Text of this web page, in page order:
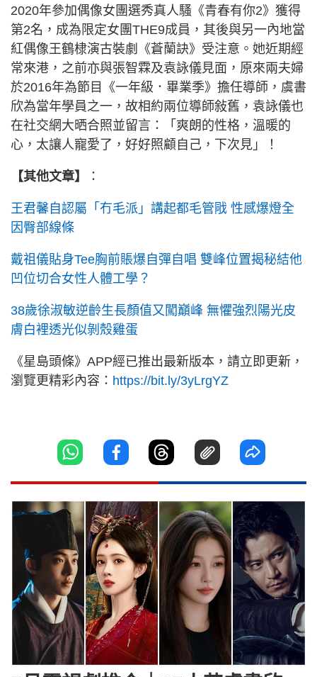
2020年參加偶像女團選秀真人騷《青春有你2》獲得
第2名，成為限定女團THE9成員，其後與另一內地當
紅偶像王鶴棣演古裝劇《蒼蘭訣》受注意。她近期經
常來港，之前亦與張智霖及袁詠儀見面，原來兩夫婦
於2016年為節目《一年級．畢業季》擔任導師，虞書
欣為當年學員之一，故相約兩位導師敍舊，袁詠儀也
在社交網大晒合照並留言：「爽朗的性格，溫暖的
心，太讓人寵愛了，好好照顧自己，下次見」！
【其他文章】 ：
王君馨自認屬「冇毛派」講起都毛管戙 性感爆燈全
因臀部線條
戴祖儀貼身Tee胸前賬爆自彈自唱 雙峰位置揭秘結他
凹位切合女性人體工學？
38歲徐淑敏逆齡生長顏值又闖巔峰 無懼強烈陽光皮
膚白裡透光似剝殼雞蛋
《星島頭條》APP經已推出最新版本，請立即更新，
瀏覽更精彩內容： https://bit.ly/3yLrgYZ